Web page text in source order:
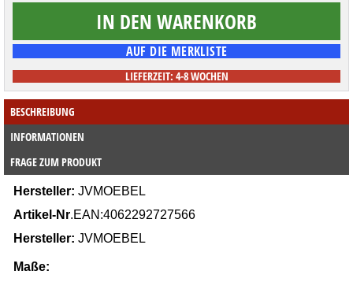
LIEFERZEIT: 4-8 WOCHEN
BESCHREIBUNG
INFORMATIONEN
FRAGE ZUM PRODUKT
Hersteller: JVMOEBEL
Artikel-Nr.EAN:4062292727566
Hersteller: JVMOEBEL
Maße: